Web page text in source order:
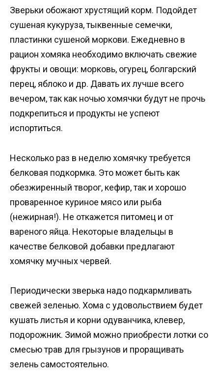
Зверьки обожают хрустящий корм. Подойдет
сушеная кукуруза, тыквенные семечки,
пластинки сушеной моркови. Ежедневно в
рацион хомяка необходимо включать свежие
фрукты и овощи: морковь, огурец, болгарский
перец, яблоко и др. Давать их лучше всего
вечером, так как ночью хомячки будут не прочь
подкрепиться и продукты не успеют
испортиться.
Несколько раз в неделю хомячку требуется
белковая подкормка. Это может быть как
обезжиренный творог, кефир, так и хорошо
проваренное куриное мясо или рыба
(нежирная!). Не откажется питомец и от
вареного яйца. Некоторые владельцы в
качестве белковой добавки предлагают
хомячку мучных червей.
Периодически зверька надо подкармливать
свежей зеленью. Хома с удовольствием будет
кушать листья и корни одуванчика, клевер,
подорожник. Зимой можно приобрести лотки со
смесью трав для грызунов и проращивать
зелень самостоятельно.